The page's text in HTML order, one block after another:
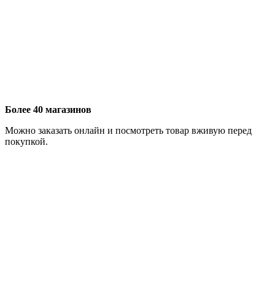
Более 40 магазинов
Можно заказать онлайн и посмотреть товар вживую перед
покупкой.